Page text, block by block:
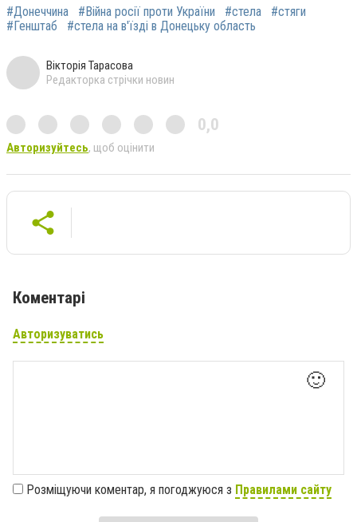
#Донеччина #Війна росії проти України #стела
#стяги
#Генштаб
#стела на в'їзді в Донецьку область
Вікторія Тарасова
Редакторка стрічки новин
0,0
Авторизуйтесь, щоб оцінити
Коментарі
Авторизуватись
🙂
Розміщуючи коментар, я погоджуюся з Правилами сайту